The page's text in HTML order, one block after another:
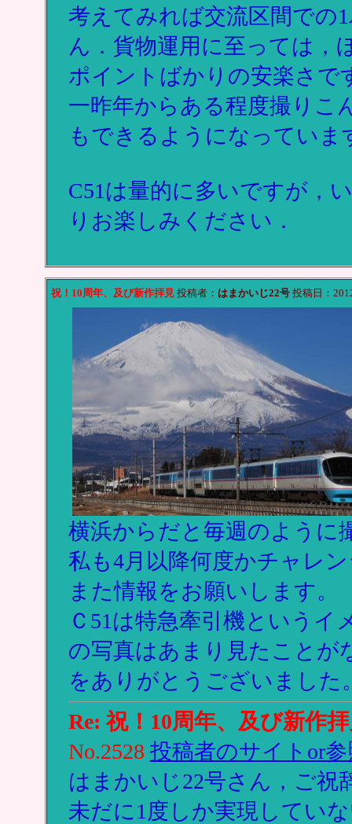
考えてみれば交流区間での
ん．貨物運用に至っては，
ポイントばかりの安楽さで
一昨年からある程度撮りこ
もできるようになっていま
C51は量的に多いですが，
りお楽しみください．
祝！10周年、及び新作拝見投稿者： はまかいじ22号投稿日：
横浜からだと毎週のように
私も4月以降何度かチャレ
また情報をお願いします。
Ｃ51は特急牽引機というイ
の写真はあまり見たことが
をありがとうございました
Re: 祝！10周年、及び新作
No.2528 投稿者のサイトor
はまかいじ22号さん，ご祝
未だに1度しか実現してい